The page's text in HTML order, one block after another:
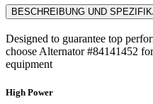
BESCHREIBUNG UND
Designed to guarantee top
choose Alternator #84141452
equipment
High Power